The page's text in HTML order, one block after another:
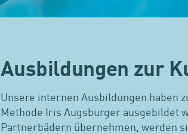
Ausbildungen zur
Unsere internen Ausbildungen haben
Methode Iris Augsburger ausgebildet
Partnerbädern übernehmen, werden